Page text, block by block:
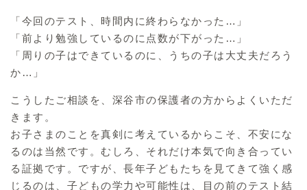
「今回のテスト、時間内に終わらなかった…」
「前より勉強しているのに点数が下がった…」
「周りの子はできているのに、うちの子は大丈夫だろう
か…」
こうしたご相談を、深谷市の保護者の方からよくいただ
きます。
お子さまのことを真剣に考えているからこそ、不安にな
るのは当然です。むしろ、それだけ本気で向き合ってい
る証拠です。ですが、長年子どもたちを見てきて強く感
じるのは、子どもの学力や可能性は、目の前のテスト結